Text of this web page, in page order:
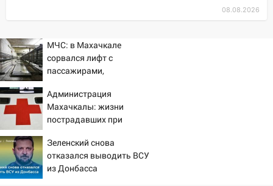
10:11
Директора ульяновской
«Нефтяной топливной компании» будут
судить за неуплату 48,4 млн рублей
налогов
09:28
Дети на дорогах: пострадали
велосипедисты, мотоциклисты и
пешеходы. Обзор крупных аварий в
Ульяновской области
08:30
Поджог со свечой, 16 сгоревших
домов и выстрел за водку
08.08.2026
МЧС: в Махачкале
сорвался лифт с
пассажирами,
человека
Администрация
Махачкалы: жизни
пострадавших при
угрожает
Зеленский снова
отказался выводить ВСУ
из Донбасса